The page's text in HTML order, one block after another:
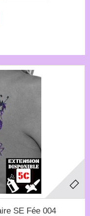
SE Fée 004